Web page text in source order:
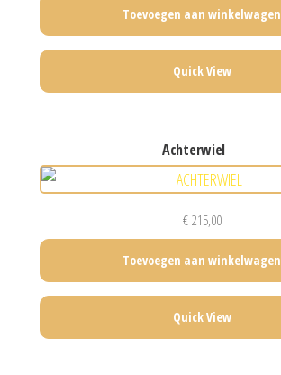
Toevoegen aan winkelwagen
Quick View
achterwiel
€215,00
Toevoegen aan winkelwagen
Quick View